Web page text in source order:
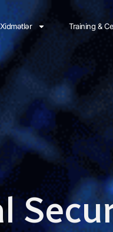
Xidmətlər Training &